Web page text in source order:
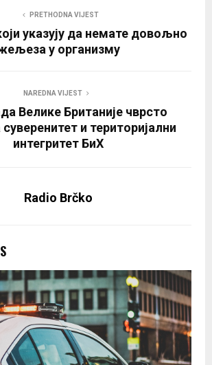
PRETHODNA VIJEST
указују да немате довољно
у организму
NAREDNA VIJEST
Велике Британије чврсто
и територијални
интегритет БиХ
Radio Brčko